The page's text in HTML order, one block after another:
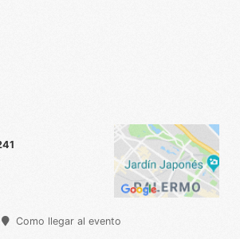
Como llegar al evento